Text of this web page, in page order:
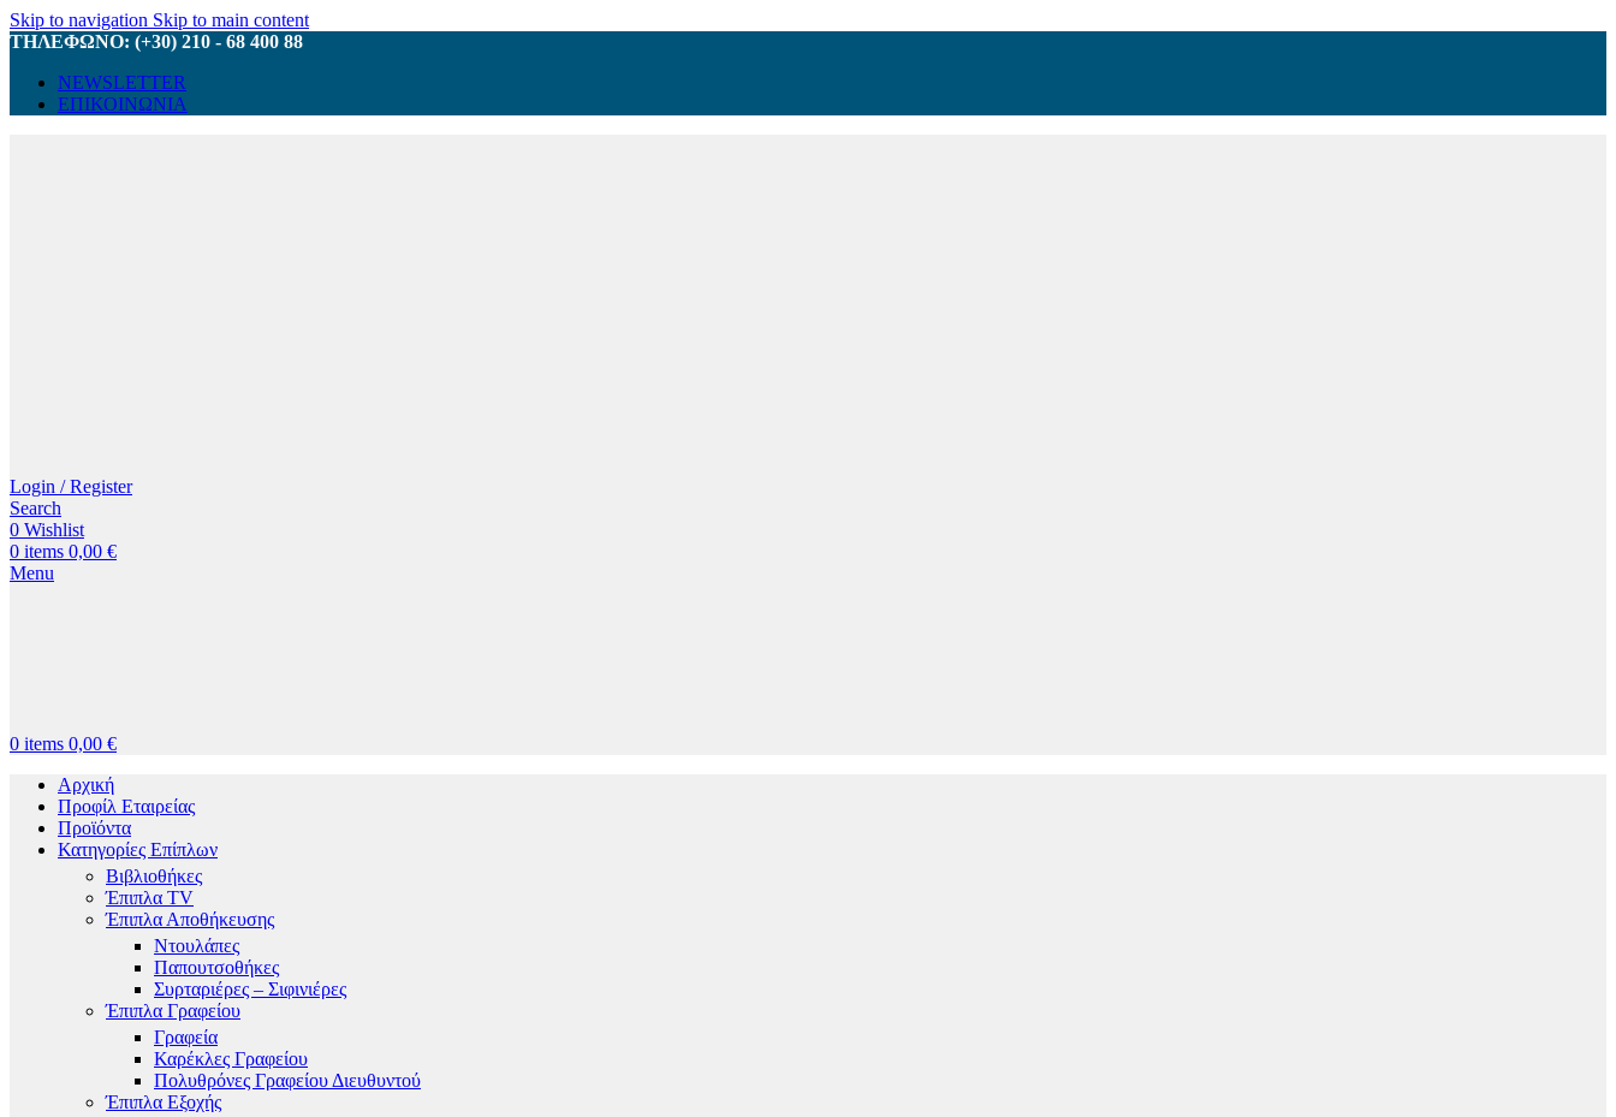
Skip to navigation Skip to main content
ΤΗΛΕΦΩΝΟ: (+30) 210 - 68 400 88
NEWSLETTER
ΕΠΙΚΟΙΝΩΝΙΑ
Login / Register
Search
0 Wishlist
0 items 0,00 €
Menu
0 items 0,00 €
Αρχική
Προφίλ Εταιρείας
Προϊόντα
Κατηγορίες Επίπλων
Βιβλιοθήκες
Έπιπλα TV
Έπιπλα Αποθήκευσης
Ντουλάπες
Παπουτσοθήκες
Συρταριέρες – Σιφινιέρες
Έπιπλα Γραφείου
Γραφεία
Καρέκλες Γραφείου
Πολυθρόνες Γραφείου Διευθυντού
Έπιπλα Εξοχής